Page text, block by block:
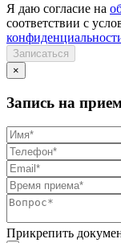
Я даю согласие на
соответствии с
×
Запись на
Прикрепить